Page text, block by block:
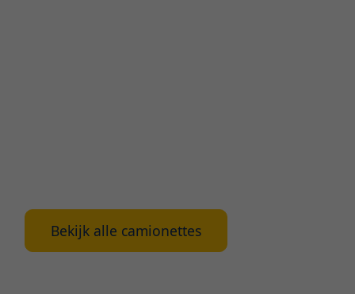
Bekijk alle camionettes